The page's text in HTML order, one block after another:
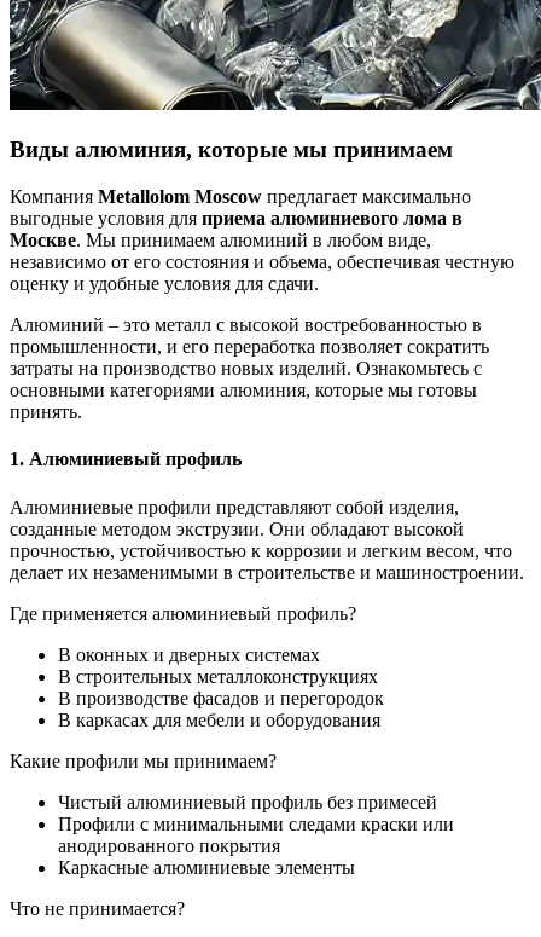
Виды алюминия, которые мы принимаем
Компания Metallolom Moscow предлагает максимально
выгодные условия для приема алюминиевого лома в
Москве. Мы принимаем алюминий в любом виде,
независимо от его состояния и объема, обеспечивая честную
оценку и удобные условия для сдачи.
Алюминий – это металл с высокой востребованностью в
промышленности, и его переработка позволяет сократить
затраты на производство новых изделий. Ознакомьтесь с
основными категориями алюминия, которые мы готовы
принять.
1. Алюминиевый профиль
Алюминиевые профили представляют собой изделия,
созданные методом экструзии. Они обладают высокой
прочностью, устойчивостью к коррозии и легким весом, что
делает их незаменимыми в строительстве и машиностроении.
Где применяется алюминиевый профиль?
В оконных и дверных системах
В строительных металлоконструкциях
В производстве фасадов и перегородок
В каркасах для мебели и оборудования
Какие профили мы принимаем?
Чистый алюминиевый профиль без примесей
Профили с минимальными следами краски или
анодированного покрытия
Каркасные алюминиевые элементы
Что не принимается?